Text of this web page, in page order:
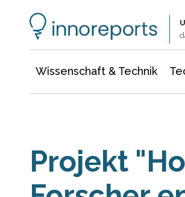
Wissenschaft & Technik
Projekt